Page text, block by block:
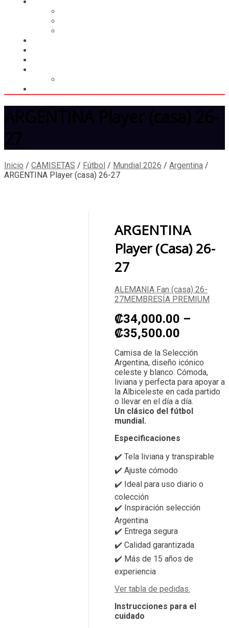
Inicio / CAMISETAS / Fútbol / Mundial 2026 / Argentina /
ARGENTINA Player (casa) 26-27
ARGENTINA
Player (casa) 26-
27
ALEMANIA Fan (casa) 26-
27MEMBRESÍA PREMIUM
₡34,000.00 –
₡35,500.00
Camisa de la Selección
Argentina, diseño icónico
celeste y blanco. Cómoda,
liviana y perfecta para apoyar a
la Albiceleste en cada partido
o llevar en el día a día.
Un clásico del fútbol
mundial.
Especificaciones
✔️ Tela liviana y transpirable
✔️ Ajuste cómodo
✔️ Ideal para uso diario o
colección
✔️ Inspiración selección
Argentina
✔️ Entrega segura
✔️ Calidad garantizada
✔️ Más de 15 años de
experiencia
Ver tabla de pedidas.
Instrucciones para el
cuidado